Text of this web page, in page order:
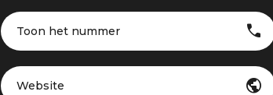
Toon het nummer
Website